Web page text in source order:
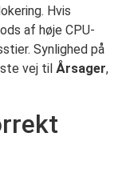
Hvis
af høje CPU-
Synlighed på
vej til Årsager,